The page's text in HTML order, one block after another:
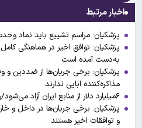
اخبار مرتبط
پزشکیان: مراسم تشییع باید نماد
پزشکیان: توافق اخیر در هماهنگی
به‌دست آمده است
پزشکیان: برخی جریان‌ها از ضددین
مذاکره‌کننده ابایی ندارند
۶میلیارد دلار از منابع ایران آزاد می‌شود/رفع تحریم‌های نفتی و پتروشیمی
پزشکیان: برخی جریان‌ها در داخل و
و توافقات اخیر هستند